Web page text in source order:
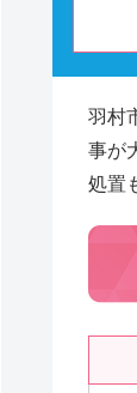
羽村
事が
処置